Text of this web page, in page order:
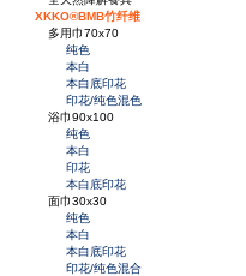
XKKO®BMB竹纤维
多用巾70x70
纯色
本白
本白底印花
印花/纯色混色
浴巾90x100
纯色
本白
印花
本白底印花
面巾30x30
纯色
本白
本白底印花
印花/纯色混合